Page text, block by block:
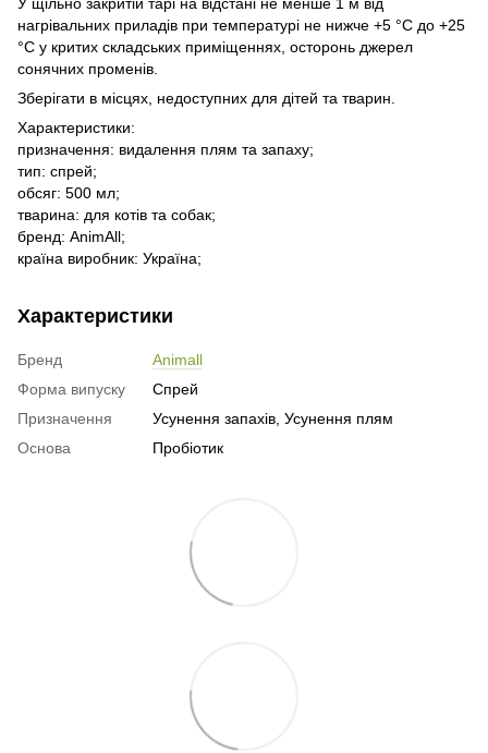
нагрівальних приладів при температурі не нижче +5 °C до +25
°C у критих складських приміщеннях, осторонь джерел
сонячних променів.
Зберігати в місцях, недоступних для дітей та тварин.
Характеристики:
призначення: видалення плям та запаху;
тип: спрей;
обсяг: 500 мл;
тварина: для котів та собак;
бренд: AnimAll;
країна виробник: Україна;
Характеристики
Бренд
Animall
Форма випуску
Спрей
Призначення
Усунення запахів, Усунення плям
Основа
Пробіотик